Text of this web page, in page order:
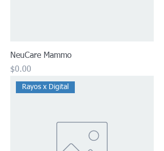
NeuCare Mammo
Precio
$0.00
Rayos x Digital